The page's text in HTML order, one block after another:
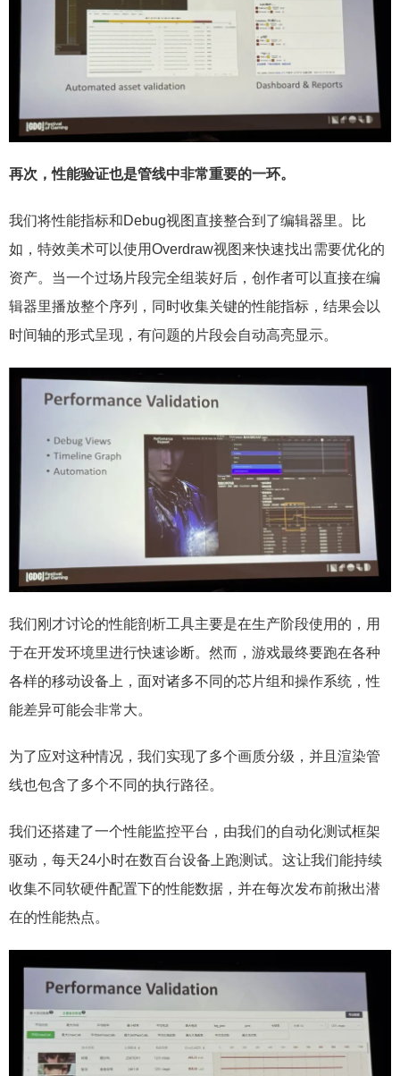
再次，性能验证也是管线中非常重要的一环。
我们将性能指标和Debug视图直接整合到了编辑器里。比
如，特效美术可以使用Overdraw视图来快速找出需要优化的
资产。当一个过场片段完全组装好后，创作者可以直接在编
辑器里播放整个序列，同时收集关键的性能指标，结果会以
时间轴的形式呈现，有问题的片段会自动高亮显示。
我们刚才讨论的性能剖析工具主要是在生产阶段使用的，用
于在开发环境里进行快速诊断。然而，游戏最终要跑在各种
各样的移动设备上，面对诸多不同的芯片组和操作系统，性
能差异可能会非常大。
为了应对这种情况，我们实现了多个画质分级，并且渲染管
线也包含了多个不同的执行路径。
我们还搭建了一个性能监控平台，由我们的自动化测试框架
驱动，每天24小时在数百台设备上跑测试。这让我们能持续
收集不同软硬件配置下的性能数据，并在每次发布前揪出潜
在的性能热点。